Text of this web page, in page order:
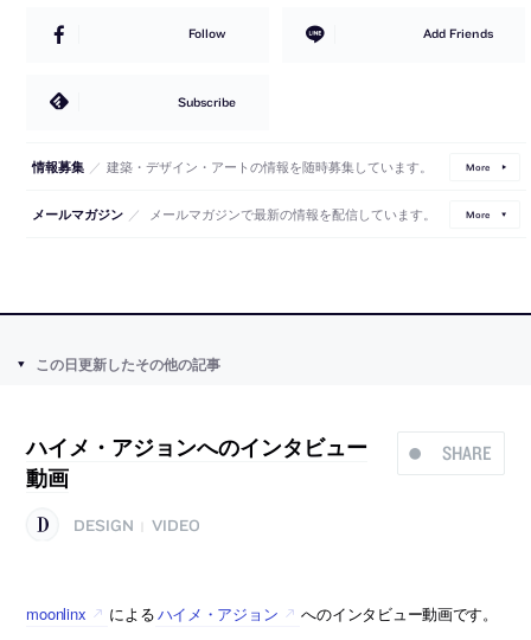
Follow Add Friends
Subscribe
情報募集 ／ 建築・デザイン・アートの情報を随時募集しています。 More
メールマガジン ／ メールマガジンで最新の情報を配信しています。 More
この日更新したその他の記事
SHARE
ハイメ・アジョンへのインタビュー
動画
DESIGN VIDEO
moonlinx によるハイメ・アジョン へのインタビュー動画です。